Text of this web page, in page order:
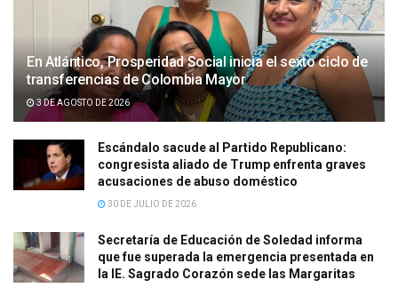
En Atlántico, Prosperidad Social inicia el sexto ciclo de
transferencias de Colombia Mayor
3 DE AGOSTO DE 2026
Escándalo sacude al Partido Republicano:
congresista aliado de Trump enfrenta graves
acusaciones de abuso doméstico
30 DE JULIO DE 2026
Secretaría de Educación de Soledad informa
que fue superada la emergencia presentada en
la IE. Sagrado Corazón sede las Margaritas